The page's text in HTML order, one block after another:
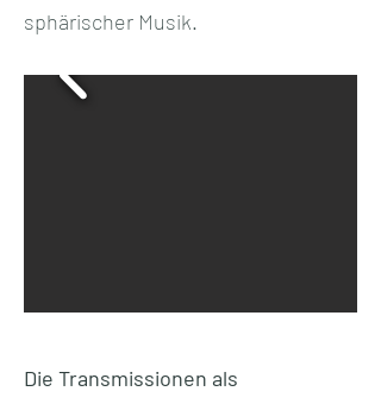
sphärischer Musik.
Die Transmissionen als